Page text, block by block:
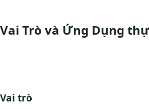
Vai Trò và Ứng Dụng
Vai trò